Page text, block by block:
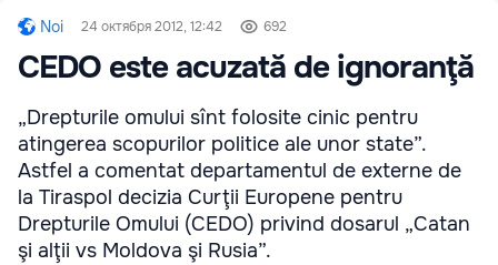
Noi 24 октября 2012, 12:42 692
CEDO este acuzată de ignoranţă
„Drepturile omului sînt folosite cinic pentru
atingerea scopurilor politice ale unor state”.
Astfel a comentat departamentul de externe de
la Tiraspol decizia Curţii Europene pentru
Drepturile Omului (CEDO) privind dosarul „Catan
şi alţii vs Moldova şi Rusia”.